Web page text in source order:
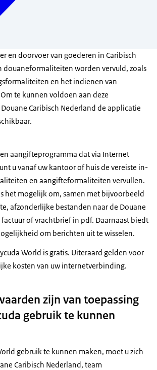
en doorvoer van goederen in Caribisch
douaneformaliteiten worden vervuld, zoals
en het indienen van
te kunnen voldoen aan deze
Caribisch Nederland de applicatie
aangifteprogramma dat via Internet
u vanaf uw kantoor of huis de vereiste in-
en aangifteformaliteiten vervullen.
het mogelijk om, samen met bijvoorbeeld
afzonderlijke bestanden naar de Douane
factuur of vrachtbrief in pdf. Daarnaast biedt
om berichten uit te wisselen.
World is gratis. Uiteraard gelden voor
kosten van uw internetverbinding.
zijn van toepassing
gebruik te kunnen
gebruik te kunnen maken, moet u zich
Caribisch Nederland, team